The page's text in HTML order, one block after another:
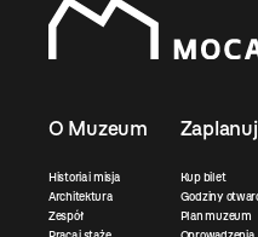
O Muzeum
Historia i misja
Architektura
Zespół
Kup bilet
Godziny
Plan muzeum